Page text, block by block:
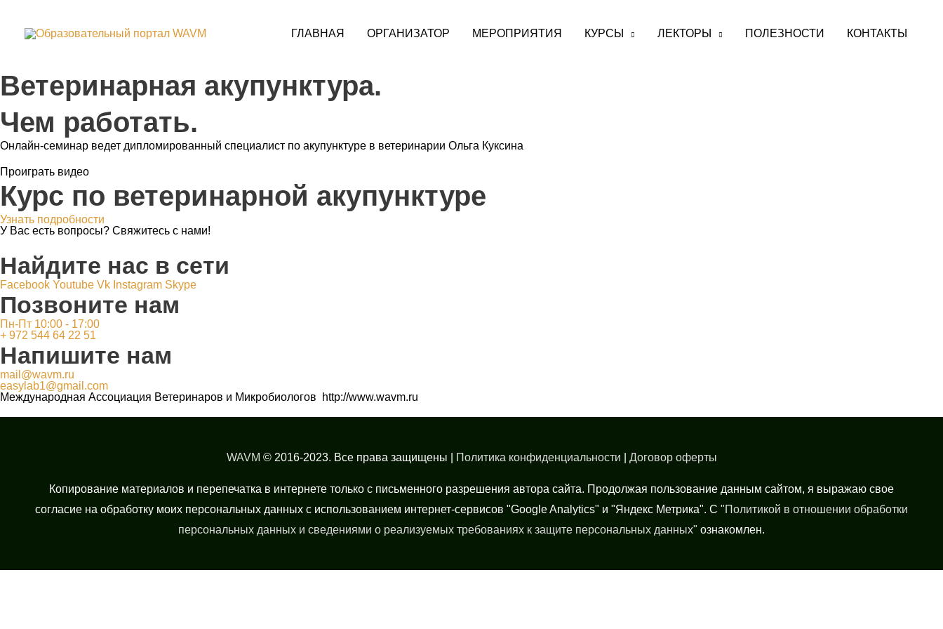
содержимому
ГЛАВНАЯ ОРГАНИЗАТОР МЕРОПРИЯТИЯ КУРСЫ ЛЕКТОРЫ ПОЛЕЗНОСТИ КОНТАКТЫ
Ветеринарная акупунктура.
Чем работать.
Онлайн-семинар ведет дипломированный специалист по акупунктуре в ветеринарии Ольга Куксина
Проиграть видео
Курс по ветеринарной акупунктуре
Узнать подробности
У Вас есть вопросы? Свяжитесь с нами!
Найдите нас в сети
Facebook Youtube Vk Instagram Skype
Позвоните нам
Пн-Пт 10:00 - 17:00
+ 972 544 64 22 51
Напишите нам
mail@wavm.ru
easylab1@gmail.com
Международная Ассоциация Ветеринаров и Микробиологов http://www.wavm.ru
WAVM © 2016-2023. Все права защищены Политика конфиденциальности Договор оферты
Копирование материалов и перепечатка в интернете только с письменного разрешения автора сайта. Продолжая пользование данным сайтом, я выражаю свое
согласие на обработку моих персональных данных с использованием интернет-сервисов "Google Analytics" и "Яндекс Метрика". С "Политикой в отношении обработки
персональных данных и сведениями о реализуемых требованиях к защите персональных данных" ознакомлен.